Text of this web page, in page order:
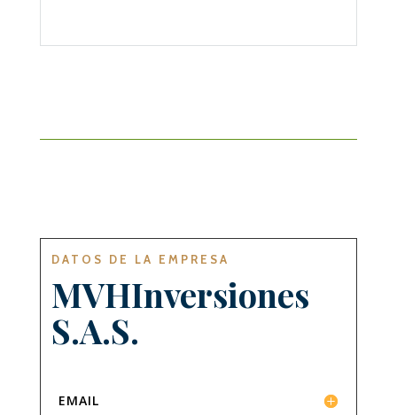
DATOS DE LA EMPRESA
MVHInversiones
S.A.S.
EMAIL